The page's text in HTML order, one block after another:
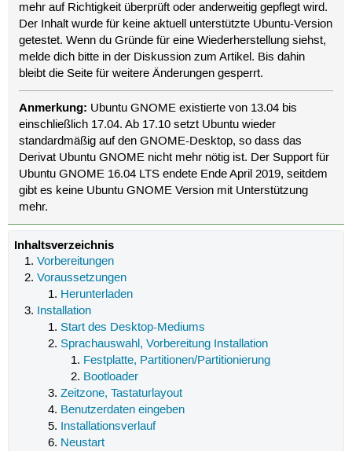
mehr auf Richtigkeit überprüft oder anderweitig gepflegt wird.
Der Inhalt wurde für keine aktuell unterstützte Ubuntu-Version
getestet. Wenn du Gründe für eine Wiederherstellung siehst,
melde dich bitte in der Diskussion zum Artikel. Bis dahin
bleibt die Seite für weitere Änderungen gesperrt.
Anmerkung: Ubuntu GNOME existierte von 13.04 bis
einschließlich 17.04. Ab 17.10 setzt Ubuntu wieder
standardmäßig auf den GNOME-Desktop, so dass das
Derivat Ubuntu GNOME nicht mehr nötig ist. Der Support für
Ubuntu GNOME 16.04 LTS endete Ende April 2019, seitdem
gibt es keine Ubuntu GNOME Version mit Unterstützung
mehr.
Inhaltsverzeichnis
Vorbereitungen
Voraussetzungen
Herunterladen
Installation
Start des Desktop-Mediums
Sprachauswahl, Vorbereitung Installation
Festplatte, Partitionen/Partitionierung
Bootloader
Zeitzone, Tastaturlayout
Benutzerdaten eingeben
Installationsverlauf
Neustart